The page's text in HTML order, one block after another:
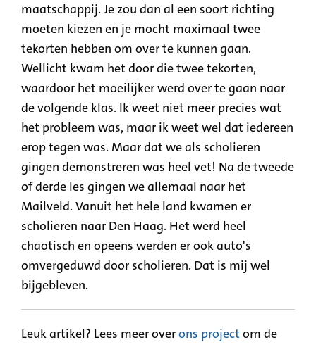
maatschappij. Je zou dan al een soort richting
moeten kiezen en je mocht maximaal twee
tekorten hebben om over te kunnen gaan.
Wellicht kwam het door die twee tekorten,
waardoor het moeilijker werd over te gaan naar
de volgende klas. Ik weet niet meer precies wat
het probleem was, maar ik weet wel dat iedereen
erop tegen was. Maar dat we als scholieren
gingen demonstreren was heel vet! Na de tweede
of derde les gingen we allemaal naar het
Mailveld. Vanuit het hele land kwamen er
scholieren naar Den Haag. Het werd heel
chaotisch en opeens werden er ook auto's
omvergeduwd door scholieren. Dat is mij wel
bijgebleven.
Leuk artikel? Lees meer overons project om de